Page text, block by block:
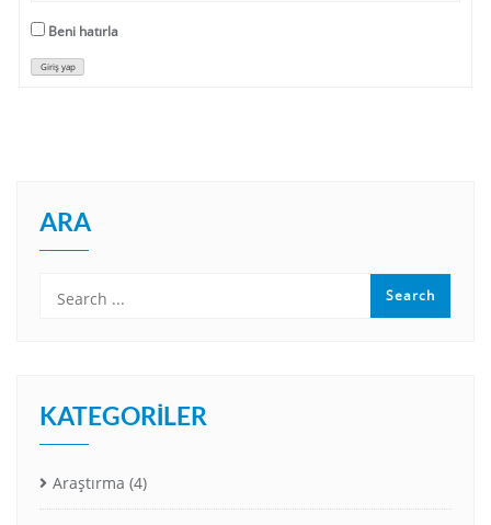
Beni hatırla
Giriş yap
ARA
KATEGORILER
Araştırma (4)